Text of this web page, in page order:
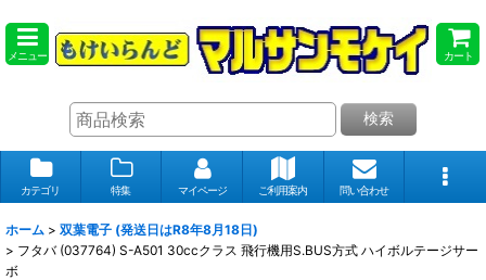
メニュー カート
検索
カテゴリ 特集 マイページ ご利用案内 問い合わせ
ホーム > 双葉電子 (発送日はR8年8月18日)
> フタバ (037764) S-A501 30ccクラス 飛行機用S.BUS方式 ハイボルテージサー
ボ